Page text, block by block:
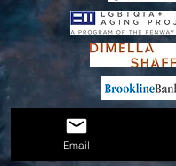
Senteniel Benefits
Email